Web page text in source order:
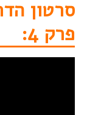
סרטון
פרק 4: